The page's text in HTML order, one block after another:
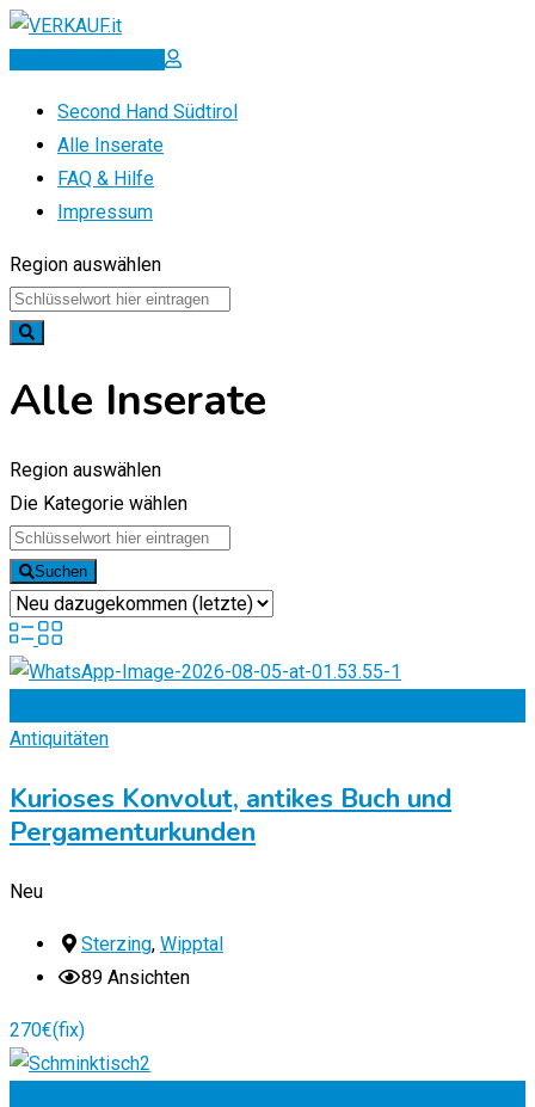
Zum
Inserat erstellen
Second Hand Südtirol
Alle Inserate
FAQ & Hilfe
Impressum
Region auswählen
Alle Inserate
Region auswählen
Die Kategorie wählen
Suchen
Antiquitäten
Kurioses Konvolut, antikes Buch und
Pergamenturkunden
Neu
Sterzing, Wipptal
89 Ansichten
270€(fix)